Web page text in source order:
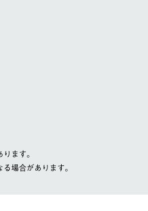
ます。
場合があります。